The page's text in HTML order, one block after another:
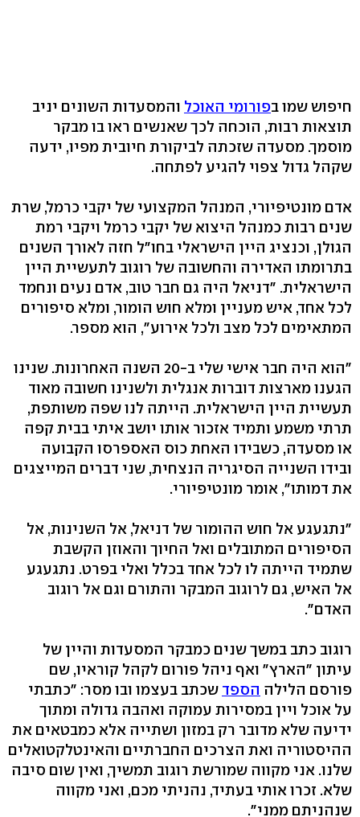
חיפוש שמו בפורומי האוכל והמסעדות השונים יניב
תוצאות רבות, הוכחה לכך שאנשים ראו בו מבקר
מוסמך. מסעדה שזכתה לביקורת חיובית מפיו, ידעה
שקהל גדול צפוי להגיע לפתחה.
אדם מונטיפיורי, המנהל המקצועי של יקבי כרמל, שרת
שנים רבות כמנהל היצוא של יקבי כרמל ויקבי רמת
הגולן, וכנציג היין הישראלי בחו"ל חזה לאורך השנים
בתרומתו האדירה והחשובה של רוגוב לתעשיית היין
הישראלית. "דניאל היה גם חבר טוב, אדם נעים ונחמד
לכל אחד, איש מעניין ומלא חוש הומור, ומלא סיפורים
המתאימים לכל מצב ולכל אירוע", הוא מספר.
"הוא היה חבר אישי שלי ב-20 השנה האחרונות. שנינו
הגענו מארצות דוברות אנגלית ולשנינו חשובה מאוד
תעשיית היין הישראלית. הייתה לנו שפה משותפת,
תרתי משמע ותמיד אזכור אותו יושב איתי בבית קפה
או מסעדה, כשבידו האחת כוס האספרסו הקבועה
ובידו השנייה הסיגריה הנצחית, שני דברים המייצגים
את דמותו", אומר מונטיפיורי.
"נתגעגע אל חוש ההומור של דניאל, אל השנינות, אל
הסיפורים המתובלים ואל החיוך והאוזן הקשבת
שתמיד הייתה לו לכל אחד בכלל ואלי בפרט. נתגעגע
אל האיש, גם לרוגוב המבקר והתורם וגם אל רוגוב
האדם".
רוגוב כתב במשך שנים כמבקר המסעדות והיין של
עיתון "הארץ" ואף ניהל פורום לקהל קוראיו, שם
פורסם הלילה הספד שכתב בעצמו ובו מסר: "כתבתי
על אוכל ויין במסירות עמוקה ואהבה גדולה ומתוך
ידיעה שלא מדובר רק במזון ושתייה אלא כמבטאים את
ההיסטוריה ואת הצרכים החברתיים והאינטלקטואלים
שלנו. אני מקווה שמורשת רוגוב תמשיך, ואין שום סיבה
שלא. זכרו אותי בעתיד, נהניתי מכם, ואני מקווה
שנהניתם ממני".